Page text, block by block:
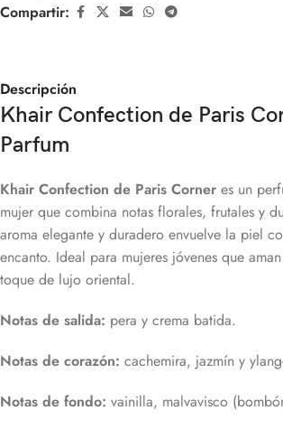
Compartir:
Descripción
Khair Confection de Paris
Parfum
Khair Confection de Paris Corner es un
mujer que combina notas florales, frutales y
aroma elegante y duradero envuelve la piel
encanto. Ideal para mujeres jóvenes que
toque de lujo oriental.
Notas de salida: pera y crema batida.
Notas de corazón: cachemira, jazmín y
Notas de fondo: vainilla, malvavisco